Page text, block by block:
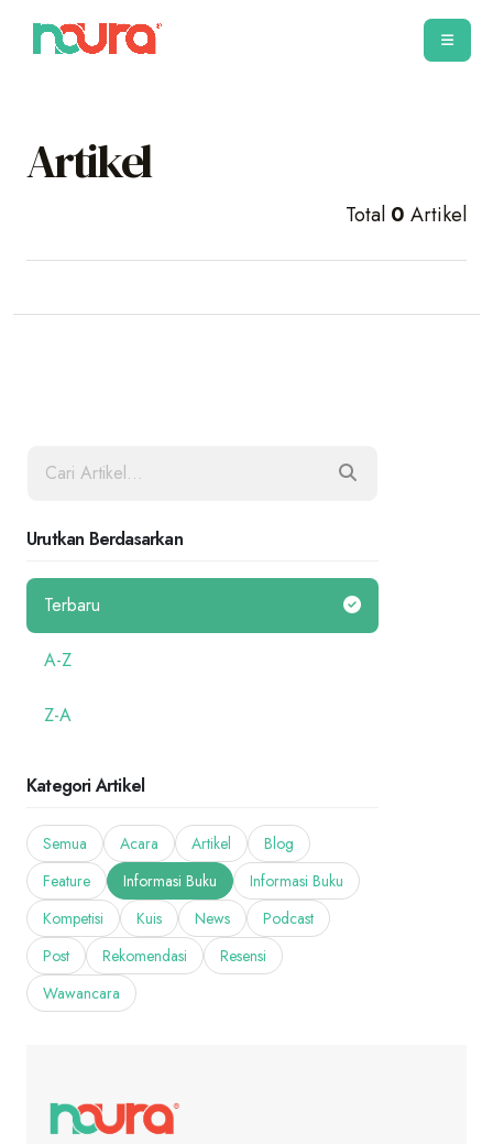
Artikel
Total 0 Artikel
Urutkan Berdasarkan
Terbaru
A-Z
Z-A
Kategori Artikel
Semua Acara Artikel
Blog
Feature
Informasi Buku
Informasi Buku
Kompetisi
Kuis News
Podcast
Post
Rekomendasi
Resensi
Wawancara